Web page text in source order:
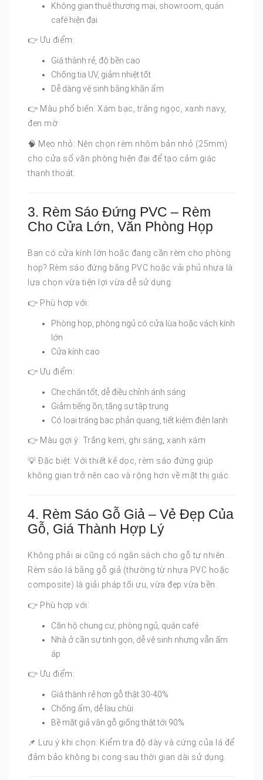
Không gian thuê thương mại, showroom, quán
café hiện đại
👉 Ưu điểm:
Giá thành rẻ, độ bền cao
Chống tia UV, giảm nhiệt tốt
Dễ dàng vệ sinh bằng khăn ẩm
👉 Màu phổ biến: Xám bạc, trắng ngọc, xanh navy,
đen mờ
🧠 Mẹo nhỏ: Nên chọn rèm nhôm bản nhỏ (25mm)
cho cửa sổ văn phòng hiện đại để tạo cảm giác
thanh thoát.
3. Rèm Sáo Đứng PVC – Rèm
Cho Cửa Lớn, Văn Phòng Họp
Bạn có cửa kính lớn hoặc đang cần rèm cho phòng
họp? Rèm sáo đứng bằng PVC hoặc vải phủ nhựa là
lựa chọn vừa tiện lợi vừa dễ sử dụng.
👉 Phù hợp với:
Phòng họp, phòng ngủ có cửa lùa hoặc vách kính
lớn
Cửa kính cao
👉 Ưu điểm:
Che chắn tốt, dễ điều chỉnh ánh sáng
Giảm tiếng ồn, tăng sự tập trung
Có loại tráng bạc phản quang, tiết kiệm điện lạnh
👉 Màu gợi ý: Trắng kem, ghi sáng, xanh xám
💡 Đặc biệt: Với thiết kế dọc, rèm sáo đứng giúp
không gian trở nên cao và rộng hơn về mặt thị giác.
4. Rèm Sáo Gỗ Giả – Vẻ Đẹp Của
Gỗ, Giá Thành Hợp Lý
Không phải ai cũng có ngân sách cho gỗ tự nhiên.
Rèm sáo lá bằng gỗ giả (thường từ nhựa PVC hoặc
composite) là giải pháp tối ưu, vừa đẹp vừa bền.
👉 Phù hợp với:
Căn hộ chung cư, phòng ngủ, quán café
Nhà ở cần sự tinh gọn, dễ vệ sinh nhưng vẫn ấm
áp
👉 Ưu điểm:
Giá thành rẻ hơn gỗ thật 30-40%
Chống ẩm, dễ lau chùi
Bề mặt giả vân gỗ giống thật tới 90%
📌 Lưu ý khi chọn: Kiểm tra độ dày và cứng của lá để
đảm bảo không bị cong sau thời gian dài sử dụng.